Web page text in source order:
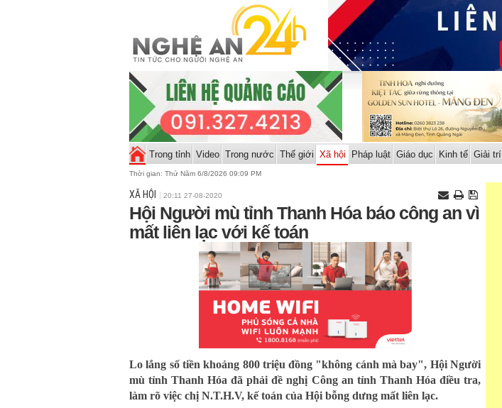
Trong tỉnh Video Trong nước Thế giới Xã hội Pháp luật Giáo dục Kinh tế Giải trí
Thời gian: Thứ Năm 6/8/2026 09:09 PM
XÃ HỘI 20:11 27-08-2020
Hội Người mù tỉnh Thanh Hóa báo công an vì
mất liên lạc với kế toán
Lo lắng số tiền khoảng 800 triệu đồng "không cánh mà bay", Hội Người
mù tỉnh Thanh Hóa đã phải đề nghị Công an tỉnh Thanh Hóa điều tra,
làm rõ việc chị N.T.H.V, kế toán của Hội bỗng dưng mất liên lạc.